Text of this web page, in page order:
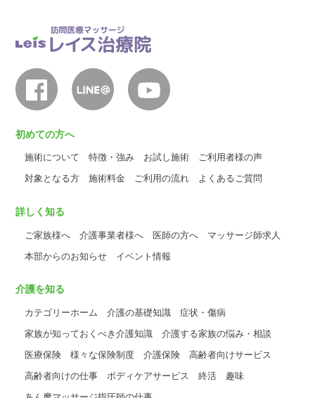
初めての方へ
施術について 特徴・強み お試し施術
ご利用者様の声
対象となる方
施術料金 ご利用の流れ よくあるご質問
詳しく知る
ご家族様へ 介護事業者様へ 医師の方へ
マッサージ師求人
本部からのお知らせ
イベント情報
介護を知る
カテゴリーホーム 介護の基礎知識
症状・傷病
家族が知っておくべき介護知識
介護する家族の悩み・相談
医療保険
様々な保険制度 介護保険
高齢者向けサービス
高齢者向けの仕事
ボディケアサービス 終活
趣味